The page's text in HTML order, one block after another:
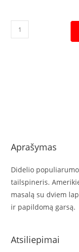
Aprašymas
Didelio
tailspineris.
masalą su dviem
ir papildomą garsą.
Atsiliepimai